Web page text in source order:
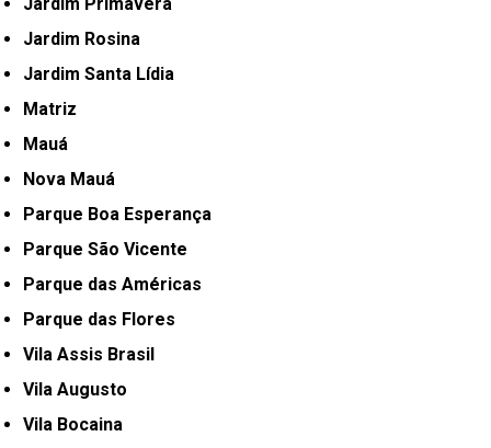
Jardim Rosina
Jardim Santa Lídia
Matriz
Mauá
Nova Mauá
Parque Boa Esperança
Parque São Vicente
Parque das Américas
Parque das Flores
Vila Assis Brasil
Vila Augusto
Vila Bocaina